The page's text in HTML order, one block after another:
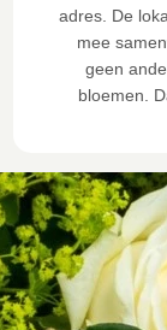
adres. De
mee
geen
bloemen.